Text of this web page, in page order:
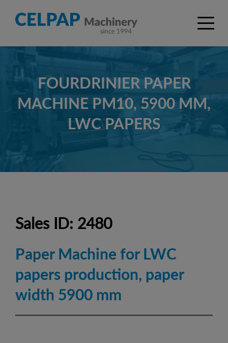
FOURDRINIER PAPER
MACHINE PM10, 5900 MM,
LWC PAPERS
Sales ID: 2480
Paper Machine for LWC
papers production, paper
width 5900 mm